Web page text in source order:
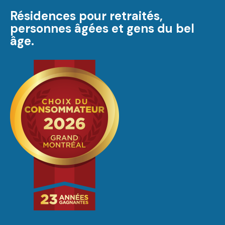
Résidences pour retraités,
personnes âgées et gens du bel
âge.